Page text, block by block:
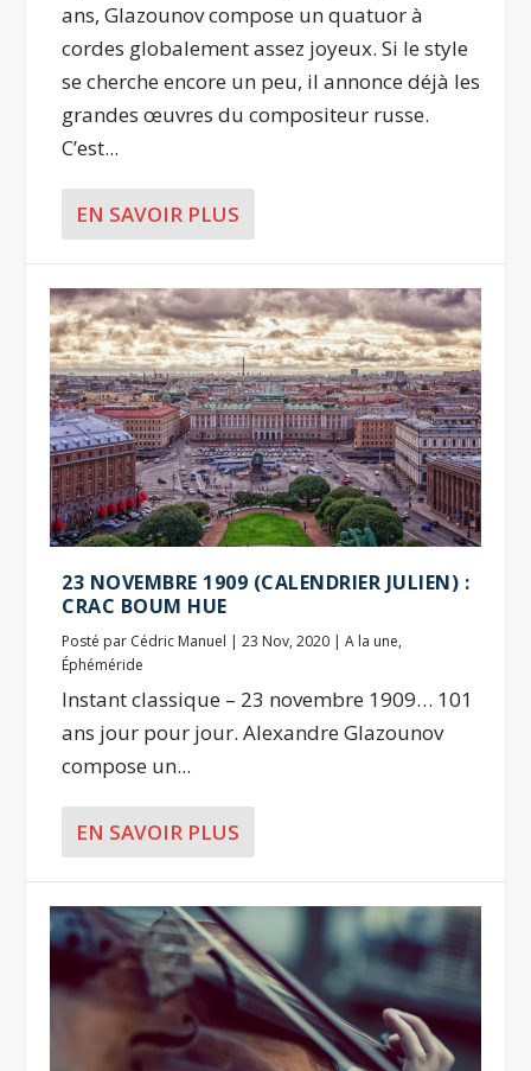
ans, Glazounov compose un quatuor à
cordes globalement assez joyeux. Si le style
se cherche encore un peu, il annonce déjà les
grandes œuvres du compositeur russe.
C’est...
EN SAVOIR PLUS
23 NOVEMBRE 1909 (CALENDRIER JULIEN) :
CRAC BOUM HUE
Posté par Cédric Manuel |23 Nov, 2020 |A la une,
Éphéméride
Instant classique – 23 novembre 1909… 101
ans jour pour jour. Alexandre Glazounov
compose un...
EN SAVOIR PLUS